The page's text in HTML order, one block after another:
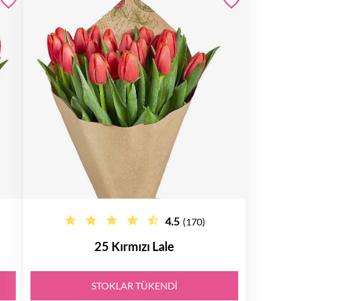
4.5 (170)
25 Kırmızı Lale
STOKLAR TÜKENDI